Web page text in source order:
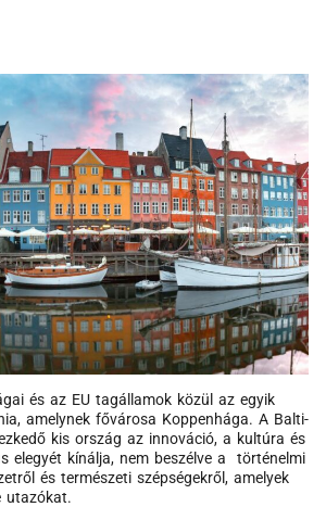
és az EU tagállamok közül az egyik
amelynek fővárosa Koppenhága. A Balti-
kis ország az innováció, a kultúra és
elegyét kínálja, nem beszélve a történelmi
és természeti szépségekről, amelyek
utazókat.